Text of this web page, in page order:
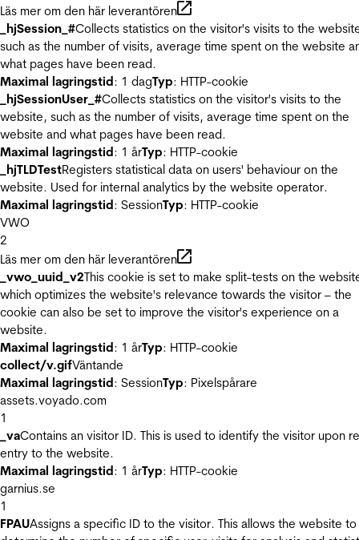
Läs mer om den här leverantören
_hjSession_#Collects statistics on the visitor's visits to the
such as the number of visits, average time spent on the website
what pages have been read.
Maximal lagringstid: 1 dagTyp: HTTP-cookie
_hjSessionUser_#Collects statistics on the visitor's visits to the
website, such as the number of visits, average time spent on the
website and what pages have been read.
Maximal lagringstid: 1 årTyp: HTTP-cookie
_hjTLDTestRegisters statistical data on users' behaviour on the
website. Used for internal analytics by the website operator.
Maximal lagringstid: SessionTyp: HTTP-cookie
VWO
2
Läs mer om den här leverantören
_vwo_uuid_v2This cookie is set to make split-tests on the
which optimizes the website's relevance towards the visitor – the
cookie can also be set to improve the visitor's experience on a
website.
Maximal lagringstid: 1 årTyp: HTTP-cookie
collect/v.gifVäntande
Maximal lagringstid: SessionTyp: Pixelspårare
assets.voyado.com
1
_vaContains an visitor ID. This is used to identify the visitor upon
entry to the website.
Maximal lagringstid: 1 årTyp: HTTP-cookie
garnius.se
1
FPAUAssigns a specific ID to the visitor. This allows the website to